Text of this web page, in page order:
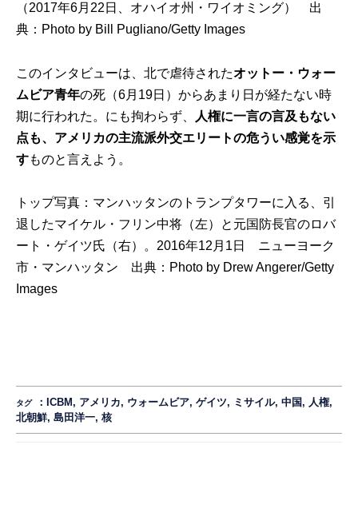
（2017年6月22日、オハイオ州・ワイオミング） 出
典： Photo by Bill Pugliano/Getty Images
このインタビューは、北で虐待されたオットー・ウォー
ムビア青年の死（6月19日）からあまり日が経たない時
期に行われた。にも拘わらず、
人権に一言の言及もない
点も、アメリカの主流派外交エリートの危うい感覚を示
すものと言えよう。
トップ写真：マンハッタンのトランプタワーに入る、引
退したマイケル・フリン中将（左）と元国防長官のロバ
ート・ゲイツ氏（右）。2016年12月1日 ニューヨーク
市・マンハッタン 出典： Photo by Drew Angerer/Getty
Images
タグ ： ICBM , アメリカ, ウォームビア,ゲイツ, ミサイル,中国 , 人権,
北朝鮮,島田洋一,核